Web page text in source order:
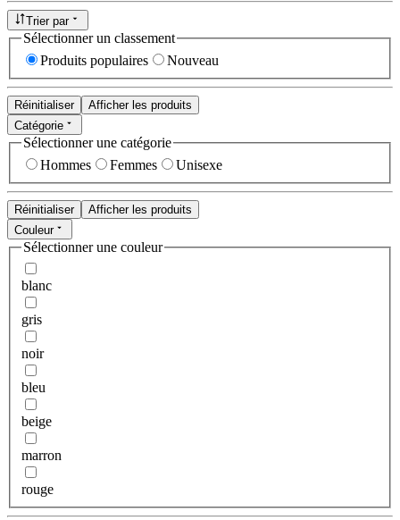
Trier par
Sélectionner un classement
Produits populaires
Nouveau
Réinitialiser
Afficher les produits
Catégorie
Sélectionner une catégorie
Hommes
Femmes Unisexe
Réinitialiser
Afficher les produits
Couleur
Sélectionner une couleur
blanc
gris
noir
bleu
beige
marron
rouge